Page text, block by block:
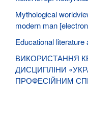
Mythological
modern man
Educational literature
ВИКОРИСТАННЯ
ДИСЦИПЛІНИ
ПРОФЕСІЙНИМ